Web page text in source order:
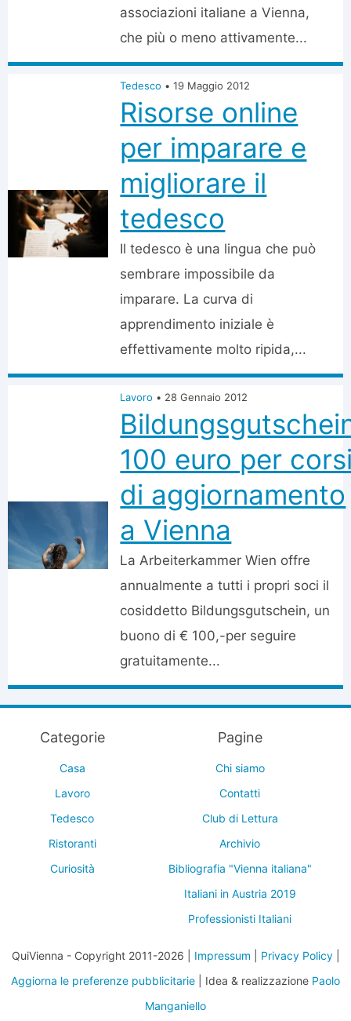
associazioni italiane a Vienna,
che più o meno attivamente...
Tedesco • 19 Maggio 2012
Risorse online
per imparare e
migliorare il
tedesco
Il tedesco è una lingua che può
sembrare impossibile da
imparare. La curva di
apprendimento iniziale è
effettivamente molto ripida,...
Lavoro • 28 Gennaio 2012
100 euro per
di aggiornamento
a Vienna
La Arbeiterkammer Wien offre
annualmente a tutti i propri soci il
cosiddetto Bildungsgutschein, un
buono di € 100,-per seguire
gratuitamente...
Categorie
Casa
Lavoro
Tedesco
Ristoranti
Curiosità
Pagine
Chi siamo
Contatti
Club di Lettura
Archivio
Bibliografia "Vienna italiana"
Italiani in Austria 2019
Professionisti Italiani
QuiVienna - Copyright 2011-2026 | Impressum Privacy Policy|
Aggiorna le preferenze pubblicitarie | Idea & realizzazione Paolo
Manganiello